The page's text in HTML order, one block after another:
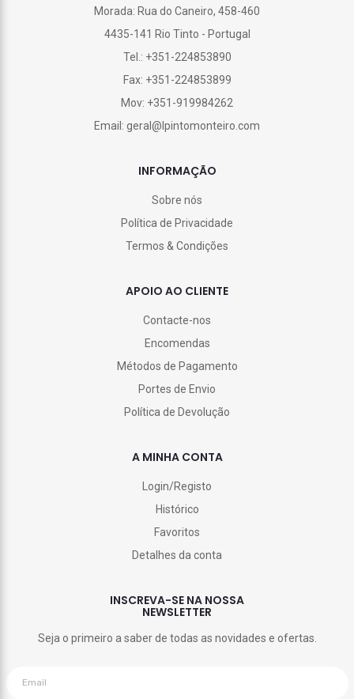
Morada: Rua do Caneiro, 458-460
4435-141 Rio Tinto - Portugal
Tel.: +351-224853890
Fax: +351-224853899
Mov: +351-919984262
Email: geral@lpintomonteiro.com
INFORMAÇÃO
Sobre nós
Política de Privacidade
Termos & Condições
APOIO AO CLIENTE
Contacte-nos
Encomendas
Métodos de Pagamento
Portes de Envio
Política de Devolução
A MINHA CONTA
Login/Registo
Histórico
Favoritos
Detalhes da conta
INSCREVA-SE NA NOSSA
NEWSLETTER
Seja o primeiro a saber de todas as novidades e ofertas.